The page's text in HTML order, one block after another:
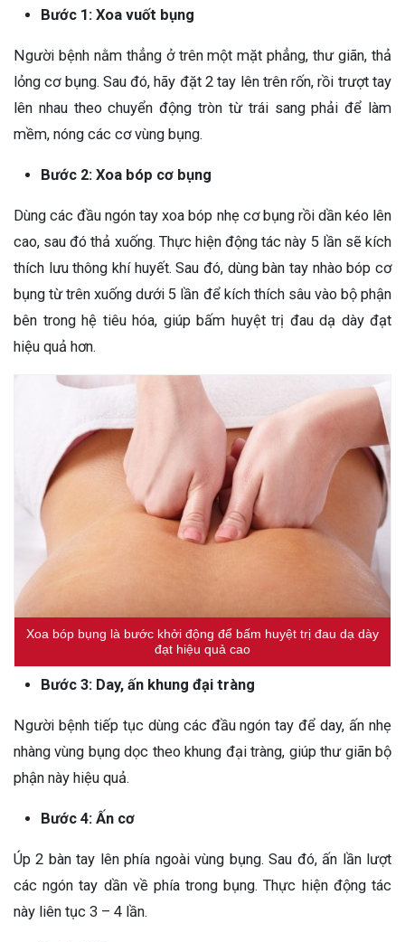
Bước 1: Xoa vuốt bụng
Người bệnh nằm thẳng ở trên một mặt phẳng, thư giãn, thả
lỏng cơ bụng. Sau đó, hãy đặt 2 tay lên trên rốn, rồi trượt tay
lên nhau theo chuyển động tròn từ trái sang phải để làm
mềm, nóng các cơ vùng bụng.
Bước 2: Xoa bóp cơ bụng
Dùng các đầu ngón tay xoa bóp nhẹ cơ bụng rồi dần kéo lên
cao, sau đó thả xuống. Thực hiện động tác này 5 lần sẽ kích
thích lưu thông khí huyết. Sau đó, dùng bàn tay nhào bóp cơ
bụng từ trên xuống dưới 5 lần để kích thích sâu vào bộ phận
bên trong hệ tiêu hóa, giúp bấm huyệt trị đau dạ dày đạt
hiệu quả hơn.
Xoa bóp bụng là bước khởi động để bấm huyệt trị đau dạ dày
đạt hiệu quả cao
Bước 3: Day, ấn khung đại tràng
Người bệnh tiếp tục dùng các đầu ngón tay để day, ấn nhẹ
nhàng vùng bụng dọc theo khung đại tràng, giúp thư giãn bộ
phận này hiệu quả.
Bước 4: Ấn cơ
Úp 2 bàn tay lên phía ngoài vùng bụng. Sau đó, ấn lần lượt
các ngón tay dần về phía trong bụng. Thực hiện động tác
này liên tục 3 – 4 lần.